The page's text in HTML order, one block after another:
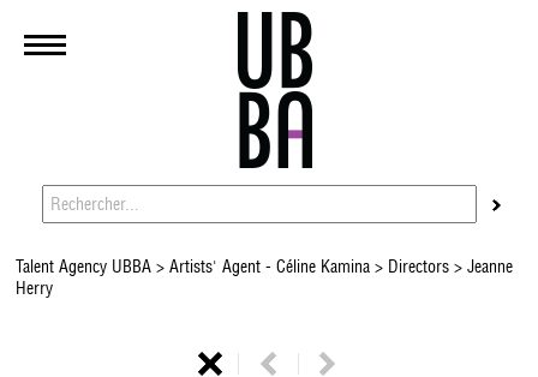
Talent Agency UBBA>Artists' Agent - Céline Kamina > Directors> Jeanne
Herry